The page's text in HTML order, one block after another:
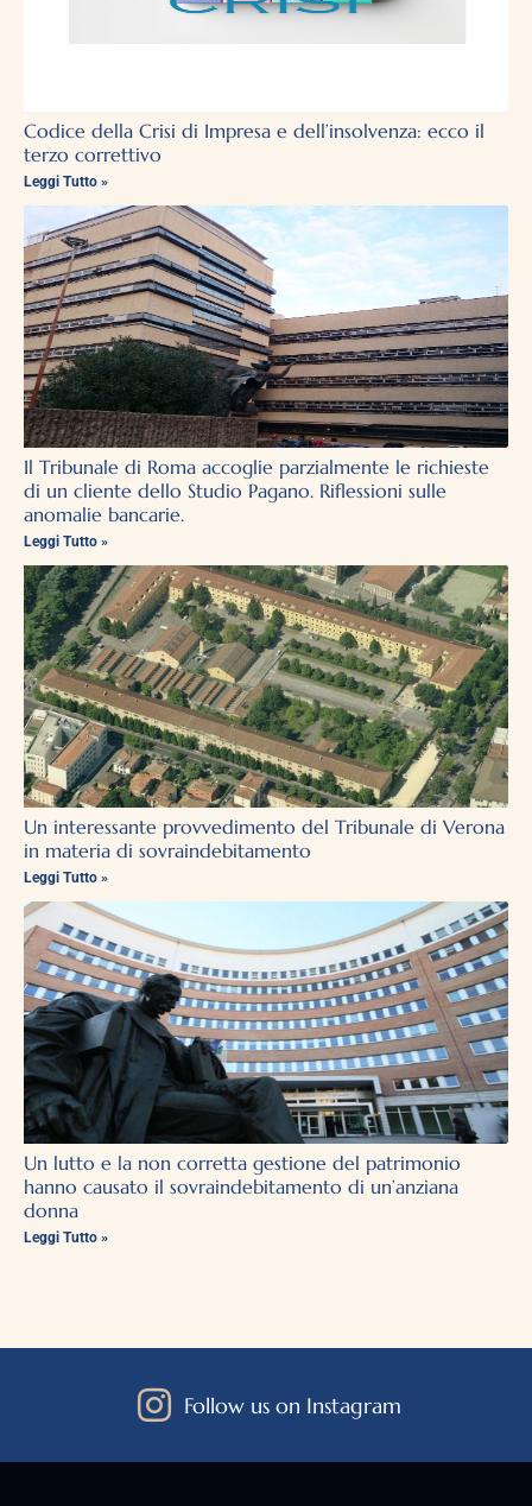
Codice della Crisi di Impresa e dell’insolvenza: ecco il
terzo correttivo
Leggi Tutto »
Il Tribunale di Roma accoglie parzialmente le richieste
di un cliente dello Studio Pagano. Riflessioni sulle
anomalie bancarie.
Leggi Tutto »
Un interessante provvedimento del Tribunale di Verona
in materia di sovraindebitamento
Leggi Tutto »
Un lutto e la non corretta gestione del patrimonio
hanno causato il sovraindebitamento di un’anziana
donna
Leggi Tutto »
Follow us on Instagram